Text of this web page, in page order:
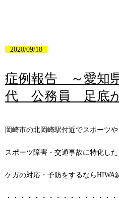
2020/09/18
症例報告 ～愛
代 公務員 足底
岡崎市の北岡崎駅付近でスポーツ
スポーツ障害・交通事故に特化した
ケガの対応・予防をするならHIWA
・・・・・・・・・・・・・・・